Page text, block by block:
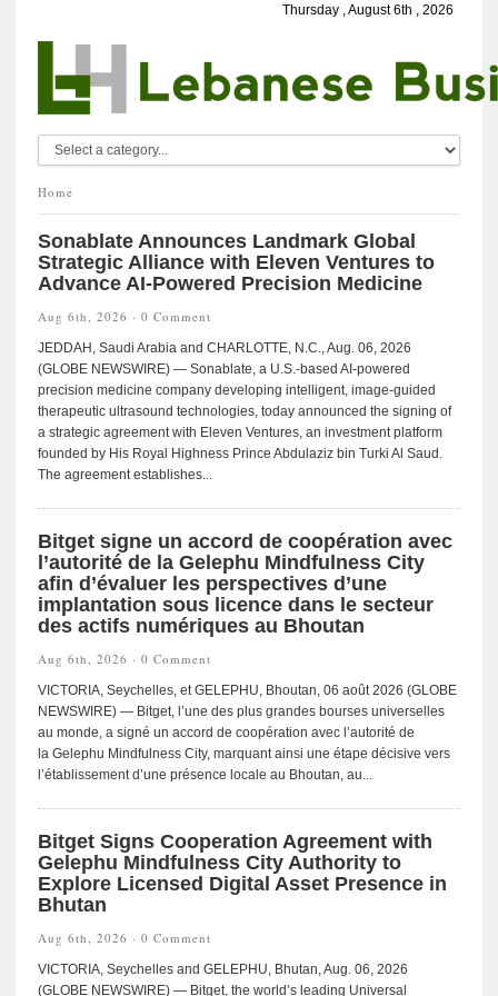
Thursday , August 6th , 2026
Home
Sonablate Announces Landmark Global
Strategic Alliance with Eleven Ventures to
Advance AI-Powered Precision Medicine
Aug 6th, 2026 · 0 Comment
JEDDAH, Saudi Arabia and CHARLOTTE, N.C., Aug. 06, 2026
(GLOBE NEWSWIRE) — Sonablate, a U.S.-based AI-powered
precision medicine company developing intelligent, image-guided
therapeutic ultrasound technologies, today announced the signing of
a strategic agreement with Eleven Ventures, an investment platform
founded by His Royal Highness Prince Abdulaziz bin Turki Al Saud.
The agreement establishes...
Bitget signe un accord de coopération avec
l’autorité de la Gelephu Mindfulness City
afin d’évaluer les perspectives d’une
implantation sous licence dans le secteur
des actifs numériques au Bhoutan
Aug 6th, 2026 · 0 Comment
VICTORIA, Seychelles, et GELEPHU, Bhoutan, 06 août 2026 (GLOBE
NEWSWIRE) — Bitget, l’une des plus grandes bourses universelles
au monde, a signé un accord de coopération avec l’autorité de
la Gelephu Mindfulness City, marquant ainsi une étape décisive vers
l’établissement d’une présence locale au Bhoutan, au...
Bitget Signs Cooperation Agreement with
Gelephu Mindfulness City Authority to
Explore Licensed Digital Asset Presence in
Bhutan
Aug 6th, 2026 · 0 Comment
VICTORIA, Seychelles and GELEPHU, Bhutan, Aug. 06, 2026
(GLOBE NEWSWIRE) — Bitget, the world’s leading Universal